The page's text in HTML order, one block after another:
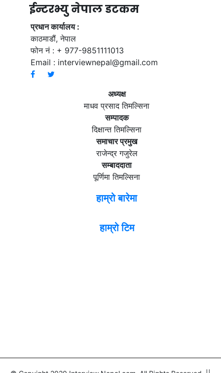
ईन्टरभ्यु नेपाल डटकम
प्रधान कार्यालय :
काठमाडौं, नेपाल
फोन नं : + 977-9851111013
Email : interviewnepal@gmail.com
अध्यक्ष
माधव प्रसाद तिमल्सिना
सम्पादक
दिक्षान्त तिमल्सिना
समाचार प्रमुख
राजेन्द्र गजुरेल
सम्बाददाता
पूर्णिमा तिमल्सिना
हाम्रो बारेमा
हाम्रो टिम